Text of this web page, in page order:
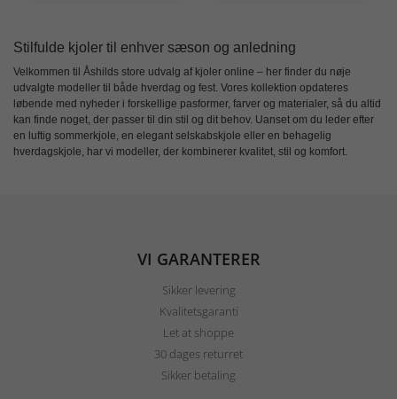
Stilfulde kjoler til enhver sæson og anledning
Velkommen til Åshilds store udvalg af kjoler online – her finder du nøje
udvalgte modeller til både hverdag og fest. Vores kollektion opdateres
løbende med nyheder i forskellige pasformer, farver og materialer, så du altid
kan finde noget, der passer til din stil og dit behov. Uanset om du leder efter
en luftig sommerkjole, en elegant selskabskjole eller en behagelig
hverdagskjole, har vi modeller, der kombinerer kvalitet, stil og komfort.
VI GARANTERER
Sikker levering
Kvalitetsgaranti
Let at shoppe
30 dages returret
Sikker betaling